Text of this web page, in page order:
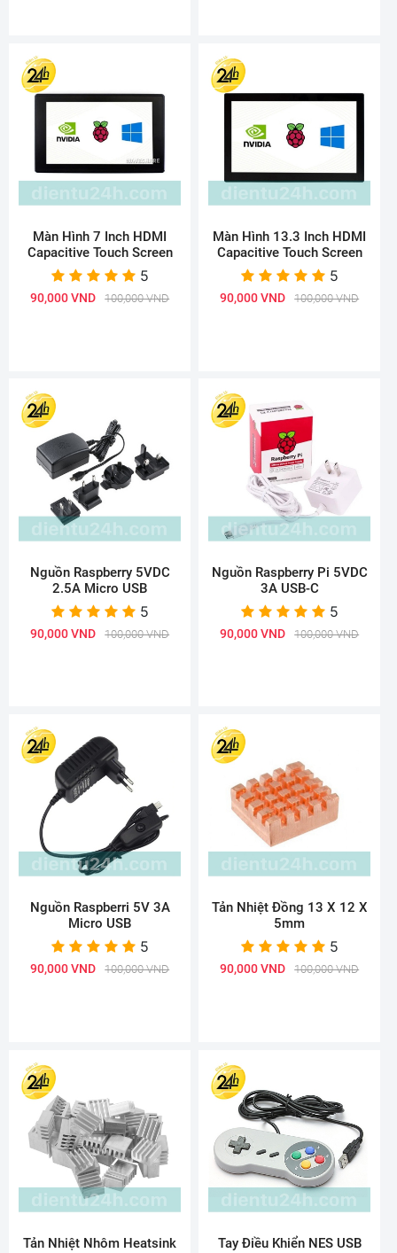
Màn Hình 7 Inch HDMI
Capacitive Touch Screen
5
90,000 VND 100,000 VND
Màn Hình 13.3 Inch HDMI
Capacitive Touch Screen
5
90,000 VND 100,000 VND
Nguồn Raspberry 5VDC
2.5A Micro USB
5
90,000 VND 100,000 VND
Nguồn Raspberry Pi 5VDC
3A USB-C
5
90,000 VND 100,000 VND
Nguồn Raspberri 5V 3A
Micro USB
5
90,000 VND 100,000 VND
Tản Nhiệt Đồng 13 X 12 X
5mm
5
90,000 VND 100,000 VND
Tản Nhiệt Nhôm Heatsink
Tay Điều Khiển NES USB